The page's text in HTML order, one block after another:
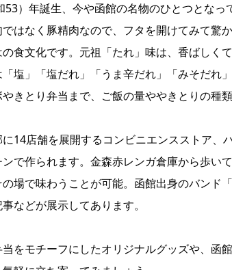
53）年誕生、今や函館の名物のひとつとな
はなく豚精肉なので、フタを開けてみて驚
食文化です。元祖「たれ」味は、香ばしく
塩」「塩だれ」「うま辛だれ」「みそだれ
きとり弁当まで、ご飯の量ややきとりの種
14店舗を展開するコンビニエンスストア
で作られます。金森赤レンガ倉庫から歩い
場で味わうことが可能。函館出身のバンド
などが展示してあります。
をモチーフにしたオリジナルグッズや、函